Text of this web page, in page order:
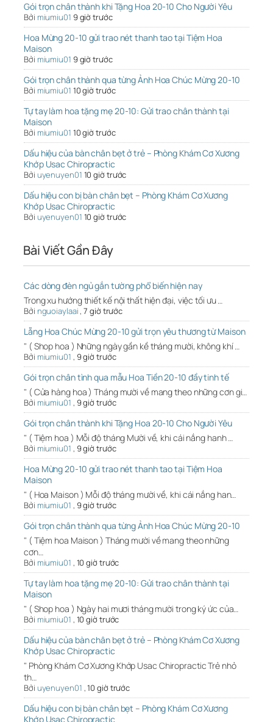
Gói trọn chân thành khi Tặng Hoa 20-10 Cho Người Yêu
Bởi miumiu01 9 giờ trước
Hoa Mừng 20-10 gửi trao nét thanh tao tại Tiệm Hoa
Maison
Bởi miumiu01 9 giờ trước
Gói trọn chân thành qua từng Ảnh Hoa Chúc Mừng 20-10
Bởi miumiu01 10 giờ trước
Tự tay làm hoa tặng mẹ 20-10: Gửi trao chân thành tại
Maison
Bởi miumiu01 10 giờ trước
Dấu hiệu của bàn chân bẹt ở trẻ – Phòng Khám Cơ Xương
Khớp Usac Chiropractic
Bởi uyenuyen01 10 giờ trước
Dấu hiệu con bị bàn chân bẹt – Phòng Khám Cơ Xương
Khớp Usac Chiropractic
Bởi uyenuyen01 10 giờ trước
Bài Viết Gần Đây
Các dòng đèn ngủ gắn tường phổ biến hiện nay
Trong xu hướng thiết kế nội thất hiện đại, việc tối ưu …
Bởi nguoiaylaai,7 giờ trước
Lẵng Hoa Chúc Mừng 20-10 gửi trọn yêu thương từ Maison
" ( Shop hoa ) Những ngày gần kề tháng mười, không khí …
Bởi miumiu01 , 9 giờ trước
Gói trọn chân tình qua mẫu Hoa Tiền 20-10 đầy tinh tế
" ( Cửa hàng hoa ) Tháng mười về mang theo những cơn gi…
Bởi miumiu01 , 9 giờ trước
Gói trọn chân thành khi Tặng Hoa 20-10 Cho Người Yêu
" ( Tiệm hoa ) Mỗi độ tháng Mười về, khi cái nắng hanh …
Bởi miumiu01 , 9 giờ trước
Hoa Mừng 20-10 gửi trao nét thanh tao tại Tiệm Hoa
Maison
" ( Hoa Maison ) Mỗi độ tháng mười về, khi cái nắng han…
Bởi miumiu01 , 9 giờ trước
Gói trọn chân thành qua từng Ảnh Hoa Chúc Mừng 20-10
" ( Tiệm hoa Maison ) Tháng mười về mang theo những
cơn…
Bởi miumiu01 , 10 giờ trước
Tự tay làm hoa tặng mẹ 20-10: Gửi trao chân thành tại
Maison
" ( Shop hoa ) Ngày hai mươi tháng mười trong ký ức của…
Bởi miumiu01 , 10 giờ trước
Dấu hiệu của bàn chân bẹt ở trẻ – Phòng Khám Cơ Xương
Khớp Usac Chiropractic
" Phòng Khám Cơ Xương Khớp Usac Chiropractic Trẻ nhỏ
th…
Bởi uyenuyen01 ,10 giờ trước
Dấu hiệu con bị bàn chân bẹt – Phòng Khám Cơ Xương
Khớp Usac Chiropractic